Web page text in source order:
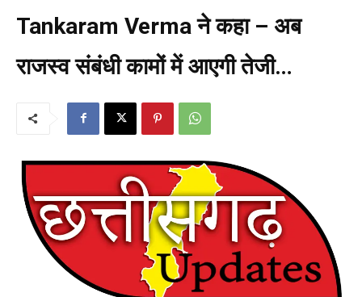
Tankaram Verma ने कहा – अब
राजस्व संबंधी कामों में आएगी तेजी…